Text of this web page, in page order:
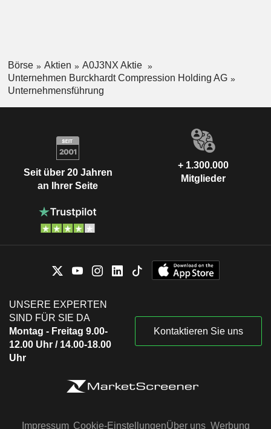
Börse Aktien
A0J3NX Aktie
Unternehmen Burckhardt Compression Holding AG
Unternehmensführung
Seit über 20 Jahren
an Ihrer Seite
+ 1.300.000
Mitglieder
UNSERE EXPERTEN
SIND FÜR SIE DA
Montag - Freitag 9.00-
12.00 Uhr / 14.00-18.00
Uhr
Kontaktieren Sie uns
Impressum Cookie-EinstellungenÜber uns Werbung